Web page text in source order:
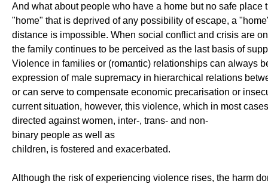
And what about people who have a home but no safe place
"home" that is deprived of any possibility of escape, a
distance is impossible. When social conflict and crisis are
the family continues to be perceived as the last basis of
Violence in families or (romantic) relationships can always
expression of male supremacy in hierarchical relations
or can serve to compensate economic precarisation or
current situation, however, this violence, which in most
directed against women, inter-, trans- and non-
binary people as well as
children, is fostered and exacerbated.
Although the risk of experiencing violence rises, the harm